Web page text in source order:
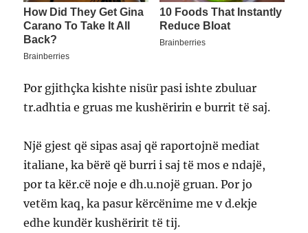
Por gjithçka kishte nisür pasi ishte zbuluar
tr.adhtia e gruas me kushëririn e burrit të saj.
Një gjest që sipas asaj që raportojnë mediat
italiane, ka bërë që burri i saj të mos e ndajë,
por ta kër.cë noje e dh.u.nojë gruan. Por jo
vetëm kaq, ka pasur kërcënime me v d.ekje
edhe kundër kushëririt të tij.